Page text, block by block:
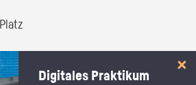
Digitales Praktikum